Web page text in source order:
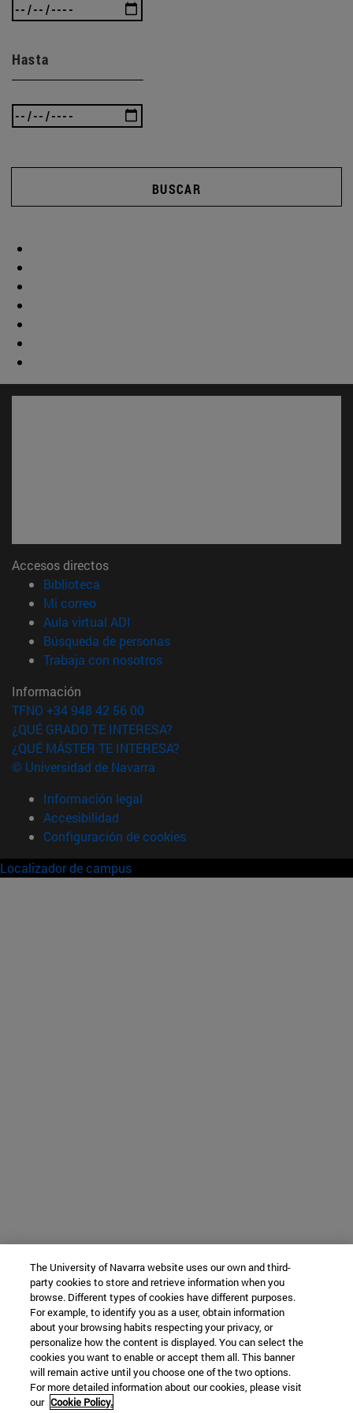
Hasta
BUSCAR
Accesos directos
Biblioteca
Mi correo(abre en nueva ventana)
Aula virtual ADI
Búsqueda de personas(abre en nueva ventana)
Trabaja con nosotros(abre en nueva ventana)
Información
TFNO +34 948 42 56 00
¿QUÉ GRADO TE INTERESA?
¿QUÉ MÁSTER TE INTERESA?
© Universidad de Navarra
Información legal
Accesibilidad
Configuración de cookies
Localizador de campus
The University of Navarra website uses our own and third-
party cookies to store and retrieve information when you
browse. Different types of cookies have different purposes.
For example, to identify you as a user, obtain information
about your browsing habits respecting your privacy, or
personalize how the content is displayed. You can select the
cookies you want to enable or accept them all. This banner
will remain active until you choose one of the two options.
For more detailed information about our cookies, please visit
our Cookie Policy.